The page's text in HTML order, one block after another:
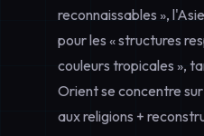
reconnaissables »,
pour les « structures
couleurs tropicales »,
Orient se concentre
aux religions +